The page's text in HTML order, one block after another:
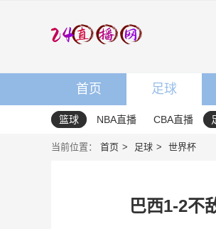
首页 足球
篮球 NBA直播 CBA直播
当前位置： 首页 足球 世界杯
巴西1-2不